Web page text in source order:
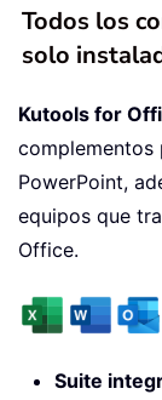
Todos los
solo
Kutools for
complementos
PowerPoint,
equipos que
Office.
Suite